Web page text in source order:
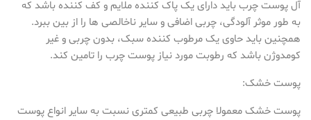
آل پوست چرب باید دارای یک پاک کننده ملایم و کف کننده باشد که
به طور موثر آلودگی، چربی اضافی و سایر ناخالصی ها را از بین ببرد.
همچنین باید حاوی یک مرطوب کننده سبک، بدون چربی و غیر
کومدوژن باشد که رطوبت مورد نیاز پوست چرب را تامین کند.
پوست خشک:
پوست خشک معمولا چربی طبیعی کمتری نسبت به سایر انواع پوست